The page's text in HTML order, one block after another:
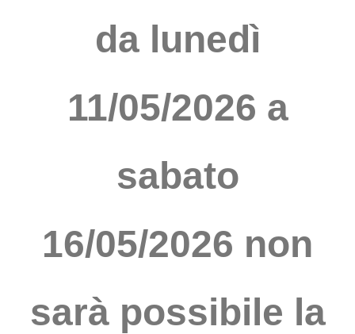
da lunedì
11/05/2026 a
sabato
16/05/2026 non
sarà possibile la